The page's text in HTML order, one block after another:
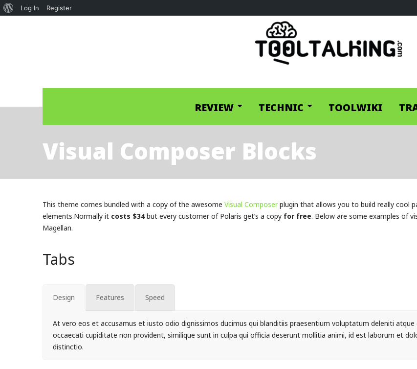
REVIEW TECHNIC TOOLWIKI
Visual Composer Blocks
This theme comes bundled with a copy of the awesome Visual Composerplugin that allows you to build really cool
elements.Normally it costs $34but every customer of Polaris get’s a copy for free. Below are some examples of
Magellan.
Tabs
Design Features Speed
At vero eos et accusamus et iusto odio dignissimos ducimus qui blanditiis praesentium voluptatum deleniti
occaecati cupiditate non provident, similique sunt in culpa qui officia deserunt mollitia animi, id est laborum et
distinctio.
About
Log In Register